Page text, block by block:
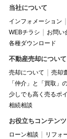
当社について
インフォメーション
WEBチラシ
お問い
各種ダウンロード
不動産売却について
売却について 売却
「仲介」と「買取」
少しでも高く売るポ
相続相談
お役立ちコンテンツ
ローン相談 リフォ